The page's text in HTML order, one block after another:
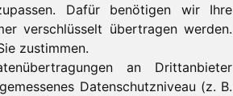
Dafür benötigen wir Ihre
verschlüsselt übertragen werden.
zustimmen.
an Drittanbieter
Datenschutzniveau (z. B.